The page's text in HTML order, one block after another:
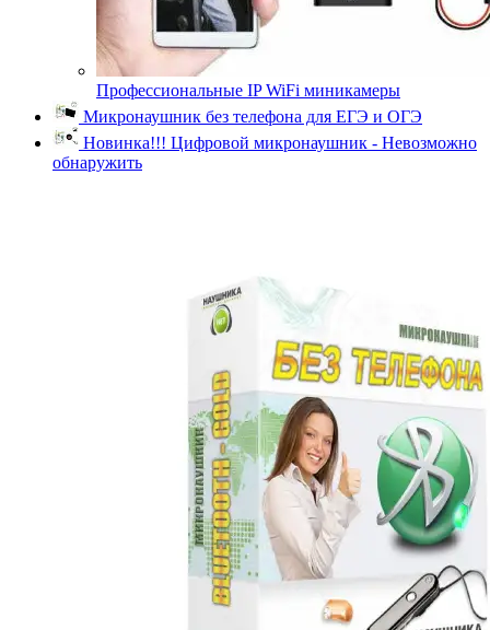
Профессиональные IP WiFi миникамеры
Микронаушник без телефона для ЕГЭ и ОГЭ
Новинка!!! Цифровой микронаушник - Невозможно
обнаружить